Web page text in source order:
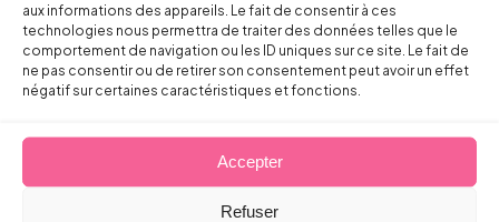
aux informations des appareils. Le fait de consentir à ces
technologies nous permettra de traiter des données telles que le
comportement de navigation ou les ID uniques sur ce site. Le fait de
ne pas consentir ou de retirer son consentement peut avoir un effet
négatif sur certaines caractéristiques et fonctions.
Accepter
Refuser
Florent DOUSSET
2 octobre 2013